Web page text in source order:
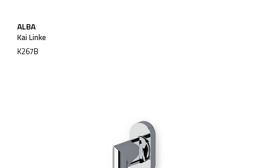
ALBA
Kai Linke
K267B